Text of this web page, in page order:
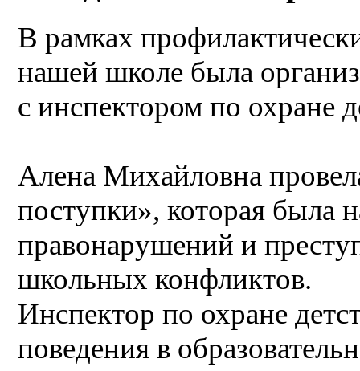
В рамках
нашей школе была
с инспектором по охране
Алена Михайловна
поступки», которая была
правонарушений и
школьных конфликтов.
Инспектор по охране
поведения в